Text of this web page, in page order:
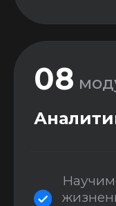
Экспресс
Integromat)
Самый простой
Ваше
сервисами
биллинги и тд...